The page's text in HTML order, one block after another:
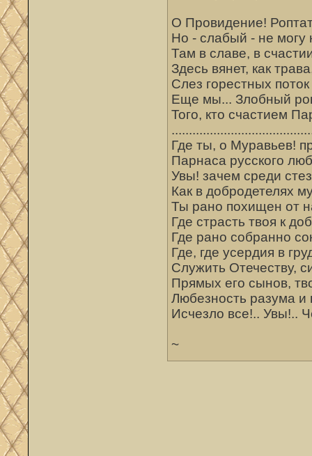
О Провидение!
Но - слабый - не могу
Там в славе, в
Здесь вянет, как
Слез горестных
Еще мы... Злобный
Того, кто счастием
Где ты, о Муравьев!
Парнаса русского
Увы! зачем среди
Как в добродетелях
Ты рано похищен от
Где страсть твоя к
Где рано собранно
Где, где усердия в
Служить Отечеству,
Прямых его сынов,
Любезность разума и
Исчезло все!.. Увы!..
~